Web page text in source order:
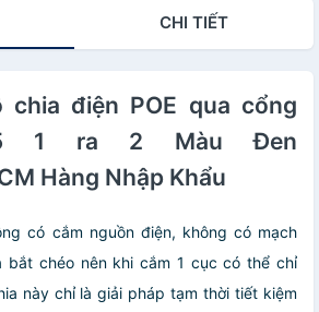
Hàng nhập khẩu
CHI TIẾT
chia điện POE qua cổng
1 ra 2 Màu Đen
Hàng Nhập Khẩu
có cắm nguồn điện, không có mạch
bắt chéo nên khi cắm 1 cục có thể chỉ
này chỉ là giải pháp tạm thời tiết kiệm